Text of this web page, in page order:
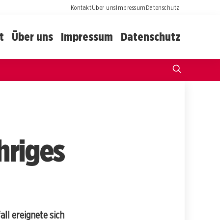
KontaktÜber unsImpressumDatenschutz
Über uns Impressum Datenschutz
ereignete sich